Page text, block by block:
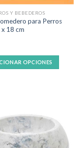
Y BEBEDEROS
para Perros
18 cm
OPCIONES